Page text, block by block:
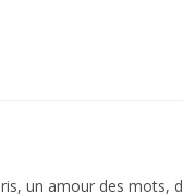
un amour des mots,